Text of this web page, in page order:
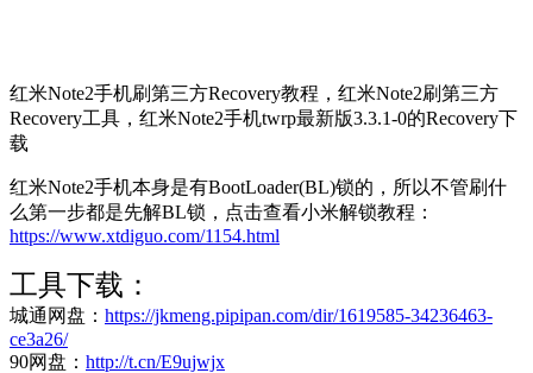
红米Note2手机刷第三方Recovery教程，红米Note2刷第三方
Recovery工具，红米Note2手机twrp最新版3.3.1-0的Recovery下
载
红米Note2手机本身是有BootLoader(BL)锁的，所以不管刷什
么第一步都是先解BL锁，点击查看小米解锁教程：
https://www.xtdiguo.com/1154.html
工具下载：
城通网盘： https://jkmeng.pipipan.com/dir/1619585-34236463-
ce3a26/
90网盘： http://t.cn/E9ujwjx